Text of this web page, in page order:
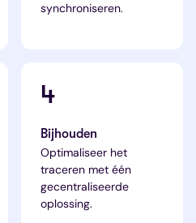
synchroniseren.
4
Bijhouden
Optimaliseer het
traceren met één
gecentraliseerde
oplossing.